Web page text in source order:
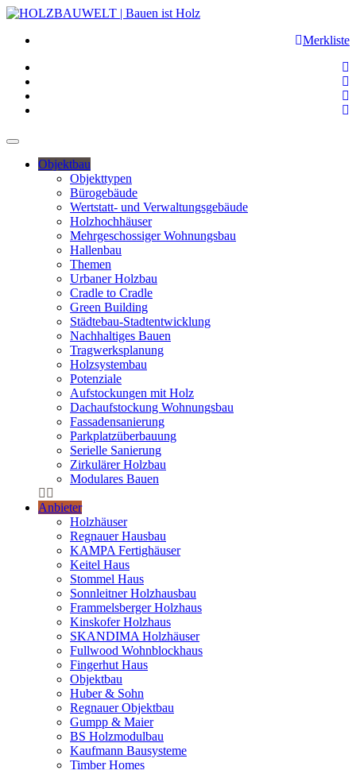
Merkliste
Objektbau
Objekttypen
Bürogebäude
Wertstatt- und Verwaltungsgebäude
Holzhochhäuser
Mehrgeschossiger Wohnungsbau
Hallenbau
Themen
Urbaner Holzbau
Cradle to Cradle
Green Building
Städtebau-Stadtentwicklung
Nachhaltiges Bauen
Tragwerksplanung
Holzsystembau
Potenziale
Aufstockungen mit Holz
Dachaufstockung Wohnungsbau
Fassadensanierung
Parkplatzüberbauung
Serielle Sanierung
Zirkulärer Holzbau
Modulares Bauen
Anbieter
Holzhäuser
Regnauer Hausbau
KAMPA Fertighäuser
Keitel Haus
Stommel Haus
Sonnleitner Holzhausbau
Frammelsberger Holzhaus
Kinskofer Holzhaus
SKANDIMA Holzhäuser
Fullwood Wohnblockhaus
Fingerhut Haus
Objektbau
Huber & Sohn
Regnauer Objektbau
Gumpp & Maier
BS Holzmodulbau
Kaufmann Bausysteme
Timber Homes